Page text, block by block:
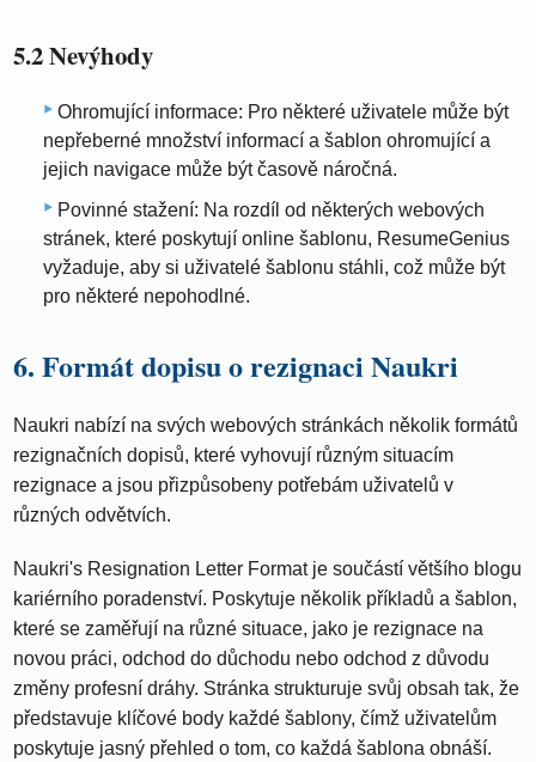
5.2 Nevýhody
Ohromující informace: Pro některé uživatele může být
nepřeberné množství informací a šablon ohromující a
jejich navigace může být časově náročná.
Povinné stažení: Na rozdíl od některých webových
stránek, které poskytují online šablonu, ResumeGenius
vyžaduje, aby si uživatelé šablonu stáhli, což může být
pro některé nepohodlné.
6. Formát dopisu o rezignaci Naukri
Naukri nabízí na svých webových stránkách několik formátů
rezignačních dopisů, které vyhovují různým situacím
rezignace a jsou přizpůsobeny potřebám uživatelů v
různých odvětvích.
Naukri's Resignation Letter Format je součástí většího blogu
kariérního poradenství. Poskytuje několik příkladů a šablon,
které se zaměřují na různé situace, jako je rezignace na
novou práci, odchod do důchodu nebo odchod z důvodu
změny profesní dráhy. Stránka strukturuje svůj obsah tak, že
představuje klíčové body každé šablony, čímž uživatelům
poskytuje jasný přehled o tom, co každá šablona obnáší.